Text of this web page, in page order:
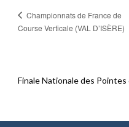
Championnats de France de
Course Verticale (VAL D’ISÈRE)
Finale Nationale des Pointes